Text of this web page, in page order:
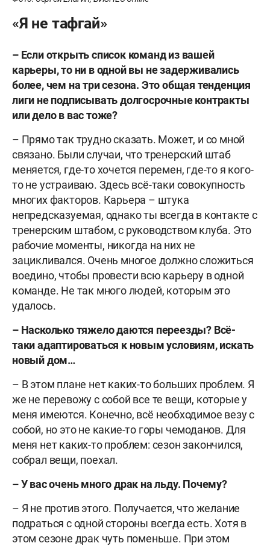
«Я не тафгай»
– Если открыть список команд из вашей
карьеры, то ни в одной вы не задерживались
более, чем на три сезона. Это общая тенденция
лиги не подписывать долгосрочные контракты
илидело в вас тоже?
– Прямо так трудно сказать. Может, и со мной
связано. Были случаи, что тренерский штаб
меняется, где-то хочется перемен, где-то я кого-
то не устраиваю. Здесь всё-таки совокупность
многих факторов. Карьера – штука
непредсказуемая, однако ты всегда в контакте с
тренерским штабом, с руководством клуба. Это
рабочие моменты, никогда на них не
зацикливался. Очень многое должно сложиться
воедино, чтобы провести всю карьеру в одной
команде. Не так много людей, которым это
удалось.
– Насколько тяжело даются переезды? Всё-
таки адаптироваться к новым условиям, искать
новый дом…
– В этом плане нет каких-то больших проблем. Я
же не перевожу с собой все те вещи, которые у
меня имеются. Конечно, всё необходимое везу с
собой, но это не какие-то горы чемоданов. Для
меня нет каких-то проблем: сезон закончился,
собрал вещи, поехал.
– У вас очень много драк на льду. Почему?
– Я не против этого. Получается, что желание
подраться с одной стороны всегда есть. Хотя в
этом сезоне драк чуть поменьше. При этом